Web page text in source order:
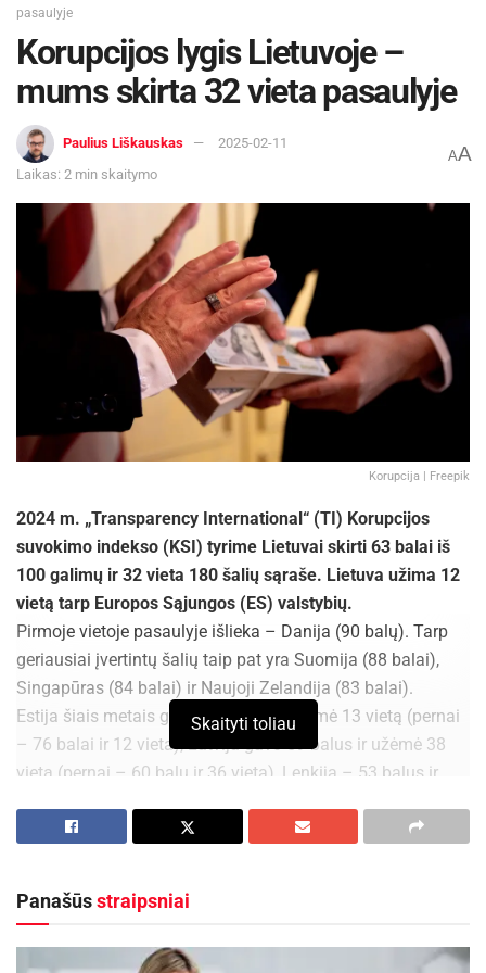
pasaulyje
Korupcijos lygis Lietuvoje –
mums skirta 32 vieta pasaulyje
Paulius Liškauskas
2025-02-11
Laikas: 2 min skaitymo
AA
Korupcija | Freepik
2024 m. „Transparency International“ (TI) Korupcijos
suvokimo indekso (KSI) tyrime Lietuvai skirti 63 balai iš
100 galimų ir 32 vieta 180 šalių sąraše. Lietuva užima 12
vietą tarp Europos Sąjungos (ES) valstybių.
Pirmoje vietoje pasaulyje išlieka – Danija (90 balų). Tarp
geriausiai įvertintų šalių taip pat yra Suomija (88 balai),
Singapūras (84 balai) ir Naujoji Zelandija (83 balai).
Estija šiais metais gavo 76 balus ir užėmė 13 vietą (pernai
– 76 balai ir 12 vieta), Latvija gavo 59 balus ir užėmė 38
vietą (pernai – 60 balų ir 36 vieta), Lenkija – 53 balus ir
33 balus ir 114 vietą (pernai – 37 balai ir 98 vieta), Rusija –
Skaityti toliau
Panašūsstraipsniai